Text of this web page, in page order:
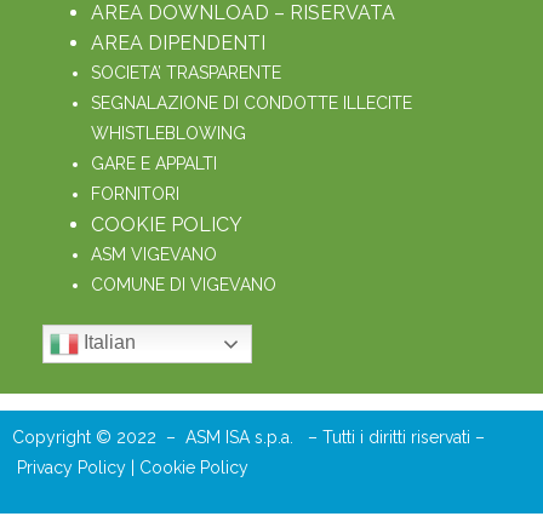
AREA DOWNLOAD – RISERVATA
AREA DIPENDENTI
SOCIETA’ TRASPARENTE
SEGNALAZIONE DI CONDOTTE ILLECITE
WHISTLEBLOWING
GARE E APPALTI
FORNITORI
COOKIE POLICY
ASM VIGEVANO
COMUNE DI VIGEVANO
Italian
Copyright © 2022 – ASM ISA s.p.a. – Tutti i diritti riservati –
Privacy Policy
Cookie Policy